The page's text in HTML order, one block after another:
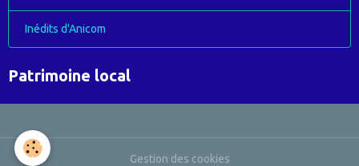
Inédits d'Anicom
Patrimoine local
Gestion des cookies